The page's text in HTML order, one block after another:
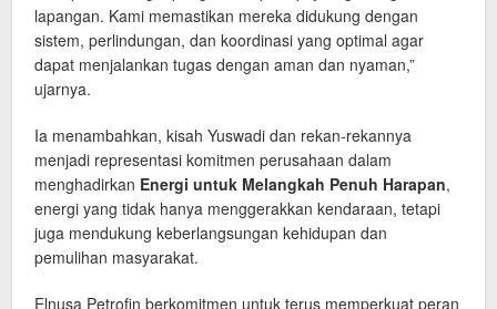
lapangan. Kami memastikan mereka didukung dengan
sistem, perlindungan, dan koordinasi yang optimal agar
dapat menjalankan tugas dengan aman dan nyaman,”
ujarnya.
Ia menambahkan, kisah Yuswadi dan rekan-rekannya
menjadi representasi komitmen perusahaan dalam
menghadirkan Energi untuk Melangkah Penuh Harapan,
energi yang tidak hanya menggerakkan kendaraan, tetapi
juga mendukung keberlangsungan kehidupan dan
pemulihan masyarakat.
Elnusa Petrofin berkomitmen untuk terus memperkuat peran